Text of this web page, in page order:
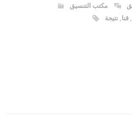
مكتب التنسيق
,قنا, نتيجة